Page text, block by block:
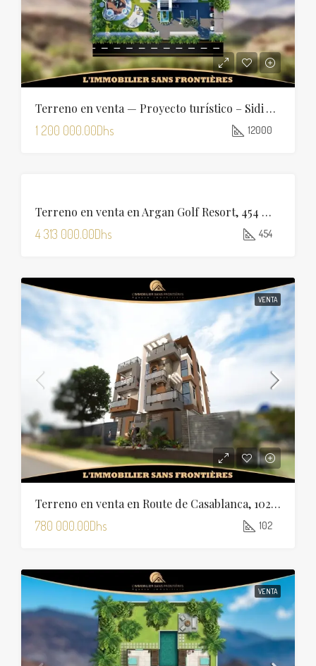
Terreno en venta — Proyecto turístico – Sidi Abdellah Ghiat, Marrakech
1 200 000.00Dhs 12000
Terreno en venta en Argan Golf Resort, 454 m², Marrakech
4 313 000.00Dhs 454
VENTA
Terreno en venta en Route de Casablanca, 102 m², Marrakech
780 000.00Dhs 102
VENTA